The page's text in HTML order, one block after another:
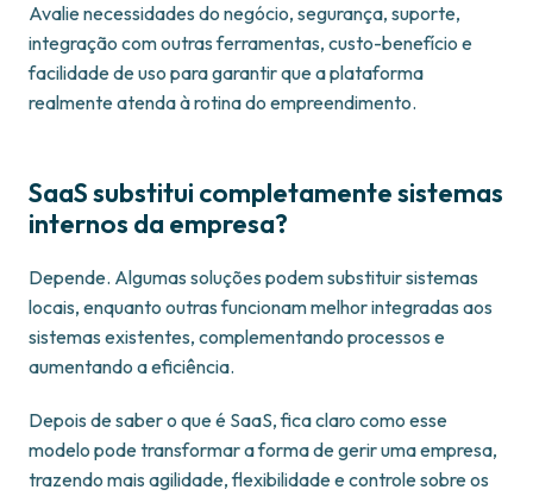
Avalie necessidades do negócio, segurança, suporte,
integração com outras ferramentas, custo-benefício e
facilidade de uso para garantir que a plataforma
realmente atenda à rotina do empreendimento.
SaaS substitui completamente sistemas
internos da empresa?
Depende. Algumas soluções podem substituir sistemas
locais, enquanto outras funcionam melhor integradas aos
sistemas existentes, complementando processos e
aumentando a eficiência.
Depois de saber o que é SaaS, fica claro como esse
modelo pode transformar a forma de gerir uma empresa,
trazendo mais agilidade, flexibilidade e controle sobre os